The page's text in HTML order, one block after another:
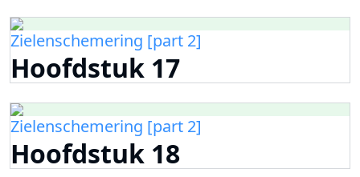
Zielenschemering [part 2]
Hoofdstuk 17
Zielenschemering [part 2]
Hoofdstuk 18